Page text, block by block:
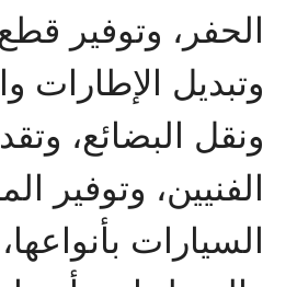
الحفر، وتوفير قطع
وتبديل الإطارات
ونقل البضائع،
الفنيين، وتوفير
السيارات بأنواعها،